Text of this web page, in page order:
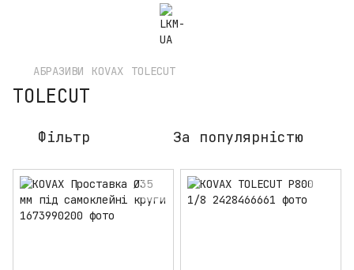
АБРАЗИВИ KOVAX TOLECUT
TOLECUT
Фільтр За популярністю